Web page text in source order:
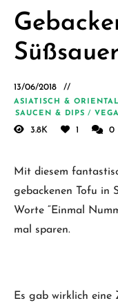
für
Tag
13/06/2018
ASIATISCH &
SAUCEN & DIPS /
3.8K 1 0
Mit diesem
gebackenen Tofu in
Worte “Einmal
mal sparen.
Es gab wirklich eine